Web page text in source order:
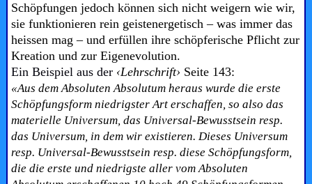
Schöpfungen jedoch können sich nicht weigern wie wir,
sie funktionieren rein geistenergetisch – was immer das
heissen mag – und erfüllen ihre schöpferische Pflicht zur
Kreation und zur Eigenevolution.
Ein Beispiel aus der ‹Lehrschrift› Seite 143:
«Aus dem Absoluten Absolutum heraus wurde die erste
Schöpfungsform niedrigster Art erschaffen, so also das
materielle Universum, das Universal-Bewusstsein resp.
das Universum, in dem wir existieren. Dieses Universum
resp. Universal-Bewusstsein resp. diese Schöpfungsform,
die die erste und niedrigste aller vom Absoluten